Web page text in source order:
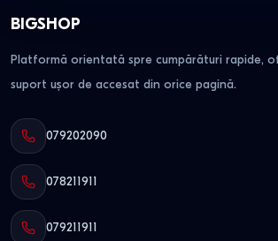
BIGSHOP
Platformă orientată spre cumpărături rapide,
suport ușor de accesat din orice pagină.
079202090
078211911
079211911